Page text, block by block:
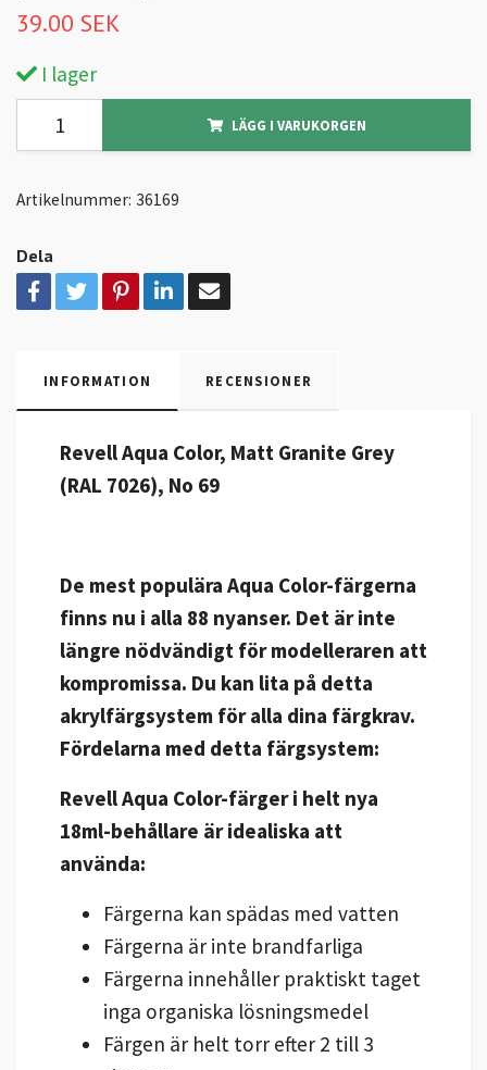
39.00 SEK
I lager
LÄGG I VARUKORGEN
Artikelnummer: 36169
Dela
INFORMATION RECENSIONER
Revell Aqua Color, Matt Granite Grey
(RAL 7026), No 69
De mest populära Aqua Color-färgerna
finns nu i alla 88 nyanser. Det är inte
längre nödvändigt för modelleraren att
kompromissa. Du kan lita på detta
akrylfärgsystem för alla dina färgkrav.
Fördelarna med detta färgsystem:
Revell Aqua Color-färger i helt nya
18ml-behållare är idealiska att
använda:
Färgerna kan spädas med vatten
Färgerna är inte brandfarliga
Färgerna innehåller praktiskt taget
inga organiska lösningsmedel
Färgen är helt torr efter 2 till 3